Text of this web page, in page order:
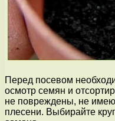
Перед посевом
осмотр семян и
не повреждены, не
плесени. Выбирайте